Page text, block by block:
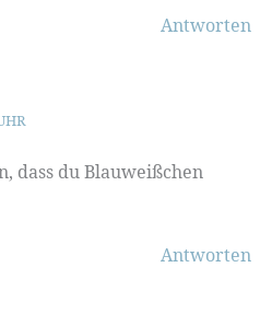
Antworten
dass du Blauweißchen
Antworten